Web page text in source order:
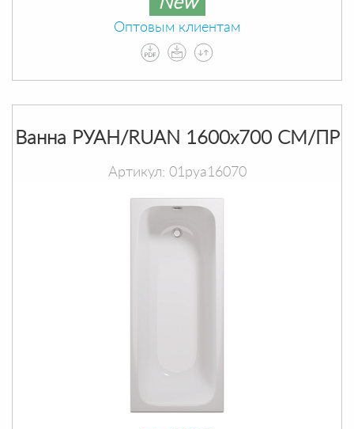
Оптовым клиентам
Ванна РУАН/RUAN 1600х700 СМ/ПР
Артикул: 01руа16070